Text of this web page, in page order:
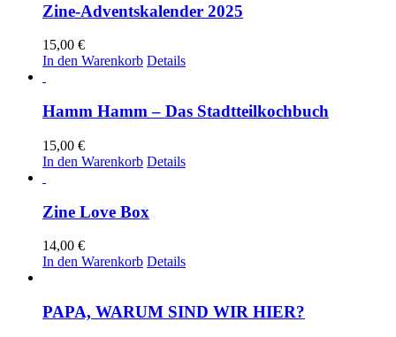
Zine-Adventskalender 2025
15,00 €
In den Warenkorb Details
Hamm Hamm – Das Stadtteilkochbuch
15,00 €
In den Warenkorb Details
Zine Love Box
14,00 €
In den Warenkorb Details
PAPA, WARUM SIND WIR HIER?